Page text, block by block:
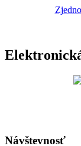
Návštevnosť